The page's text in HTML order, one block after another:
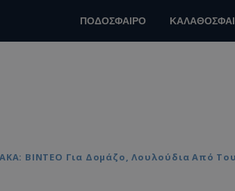
ΠΟΔΟΣΦΑΙΡΟ
ΒΙΝΤΕΟ Για Δομάζο, Λουλούδια Από